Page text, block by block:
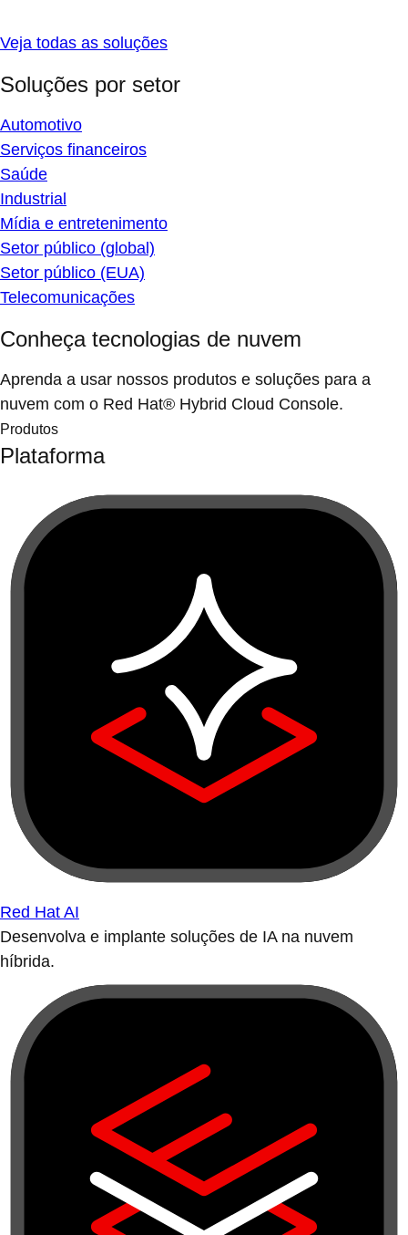
Veja todas as soluções
Soluções por setor
Automotivo
Serviços financeiros
Saúde
Industrial
Mídia e entretenimento
Setor público (global)
Setor público (EUA)
Telecomunicações
Conheça tecnologias de nuvem
Aprenda a usar nossos produtos e soluções para a
nuvem com o Red Hat® Hybrid Cloud Console.
Produtos
Plataforma
Red Hat AI
Desenvolva e implante soluções de IA na nuvem
híbrida.